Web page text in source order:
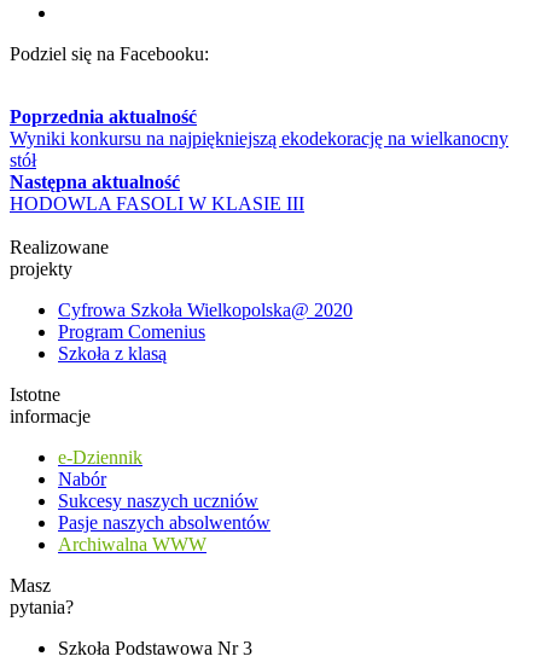
Podziel się na Facebooku:
Poprzednia aktualność
Wyniki konkursu na najpiękniejszą ekodekorację na wielkanocny
stół
Następna aktualność
HODOWLA FASOLI W KLASIE III
Realizowane
projekty
Cyfrowa Szkoła Wielkopolska@ 2020
Program Comenius
Szkoła z klasą
Istotne
informacje
e-Dziennik
Nabór
Sukcesy naszych uczniów
Pasje naszych absolwentów
Archiwalna WWW
Masz
pytania?
Szkoła Podstawowa Nr 3